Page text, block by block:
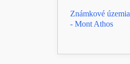
Známkové územia
- Mont Athos